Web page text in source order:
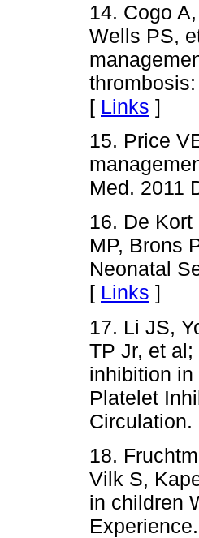
14. Cogo
Wells PS,
[ Links ]
15. Price
Med. 2011
16. De
MP, Brons
Neonatal
[ Links ]
17. Li JS,
TP Jr, et
inhibition
Platelet
18.
Vilk S,
in children